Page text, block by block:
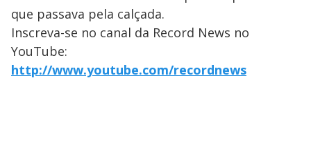
que passava pela calçada.
Inscreva-se no canal da Record News no
YouTube:
http://www.youtube.com/recordnews